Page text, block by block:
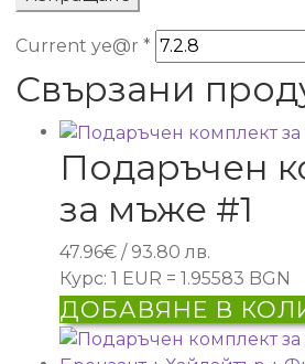
Current ye@r *
Свързани
Подаръчен
за мъже #1
47.96€ / 93.80 лв.
Курс: 1 EUR = 1.95583 BGN
ДОБАВЯНЕ В